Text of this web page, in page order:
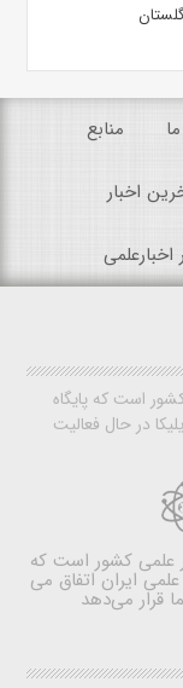
منابع
اخبار
اخبارعلمی
است که پایگاه
در حال فعالیت
علمی کشور است که
ایران اتفاق می
قرار می‌دهد